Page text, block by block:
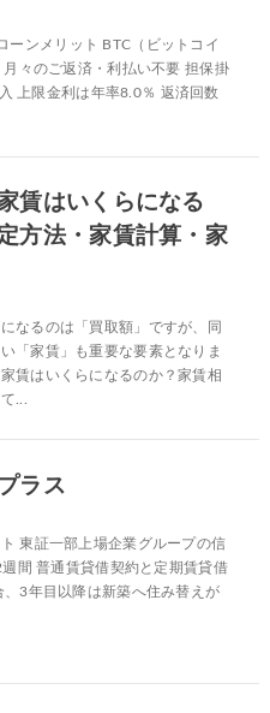
ーンメリット BTC（ビットコイ
々のご返済・利払い不要 担保掛
上限金利は年率8.0％ 返済回数
賃はいくらになる
方法・家賃計算・家
なるのは「買取額」ですが、同
「家賃」も重要な要素となりま
賃はいくらになるのか？家賃相
...
ラス
東証一部上場企業グループの信
間 普通賃貸借契約と定期賃貸借
3年目以降は新築へ住み替えが